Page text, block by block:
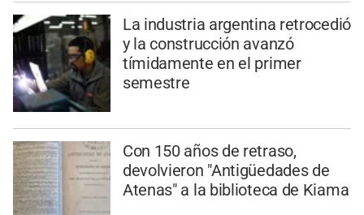
La industria argentina retrocedió
y la construcción avanzó
tímidamente en el primer
semestre
Con 150 años de retraso,
devolvieron "Antigüedades de
Atenas" a la biblioteca de Kiama